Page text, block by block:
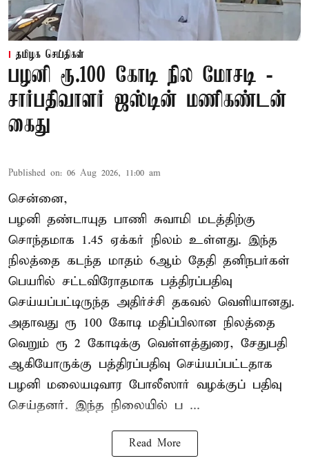
தமிழக செய்திகள்
பழனி ரூ.100 கோடி நில மோசடி -
சார்பதிவாளர் ஜஸ்டின் மணிகண்டன்
கைது
Published on: 06 Aug 2026, 11:00 am
சென்னை,
பழனி தண்டாயுத பாணி சுவாமி மடத்திற்கு
சொந்தமாக 1.45 ஏக்கர் நிலம் உள்ளது. இந்த
நிலத்தை கடந்த மாதம் 6ஆம் தேதி தனிநபர்கள்
பெயரில் சட்டவிரோதமாக பத்திரப்பதிவு
செய்யப்பட்டிருந்த அதிர்ச்சி தகவல் வெளியானது.
அதாவது ரூ 100 கோடி மதிப்பிலான நிலத்தை
வெறும் ரூ 2 கோடிக்கு வெள்ளத்துரை, சேதுபதி
ஆகியோருக்கு பத்திரப்பதிவு செய்யப்பட்டதாக
பழனி மலையடிவார போலீஸார் வழக்குப் பதிவு
செய்தனர். இந்த நிலையில் ப ...
Read More